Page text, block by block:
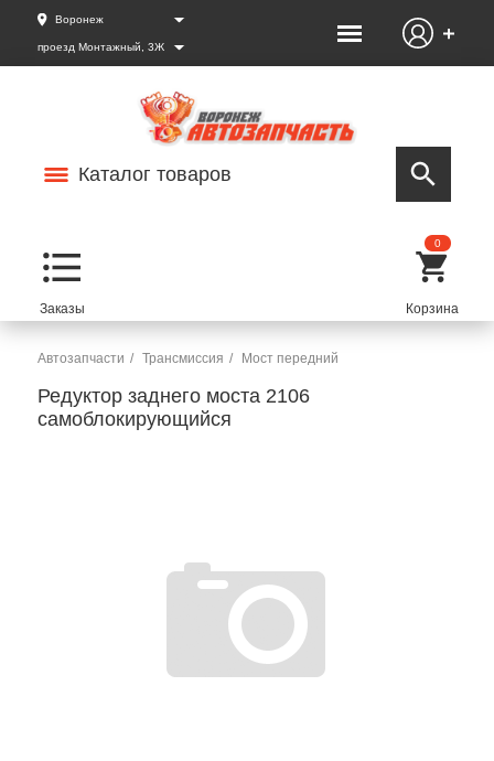
Воронеж
проезд Монтажный, 3Ж
Каталог товаров
0
Автозапчасти Трансмиссия Мост передний
Редуктор заднего моста 2106
самоблокирующийся